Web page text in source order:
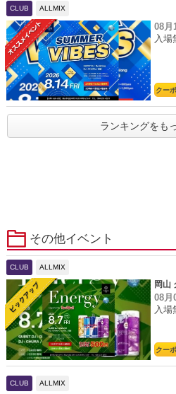
CLUB ALLMIX
08月
入場
クー
ランキングをも
その他イベント
CLUB ALLMIX
岡山
08月
入場
クー
CLUB ALLMIX